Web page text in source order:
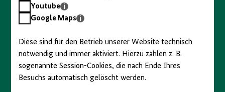
Webstatistik
Youtube
Youtube
GoogleGoogle Maps
Diese sind für den Betrieb unserer Website technisch
notwendig und immer aktiviert. Hierzu zählen z. B.
sogenannte Session-Cookies, die nach Ende Ihres
Besuchs automatisch gelöscht werden.